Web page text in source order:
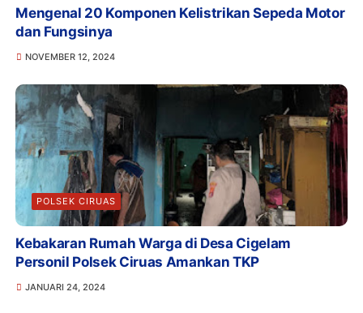
Mengenal 20 Komponen Kelistrikan Sepeda Motor
dan Fungsinya
NOVEMBER 12, 2024
POLSEK CIRUAS
Kebakaran Rumah Warga di Desa Cigelam
Personil Polsek Ciruas Amankan TKP
JANUARI 24, 2024